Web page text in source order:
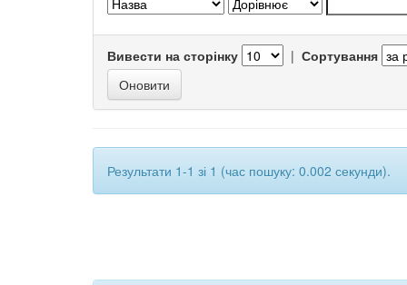
Вивести на сторінку | Сортування
Результати 1-1 зі 1 (час пошуку: 0.002 секунди).